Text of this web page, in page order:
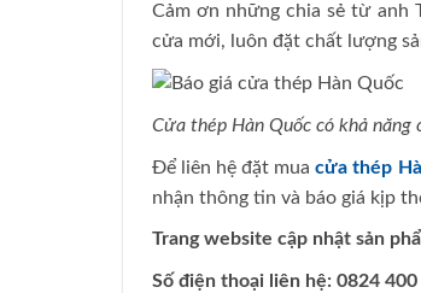
Cảm ơn những chia sẻ từ anh
cửa mới, luôn đặt chất lượng
Cửa thép Hàn Quốc có khả năng
Để liên hệ đặt mua cửa thép
nhận thông tin và báo giá kịp
Trang website cập nhật sản
Số điện thoại liên hệ: 0824 400